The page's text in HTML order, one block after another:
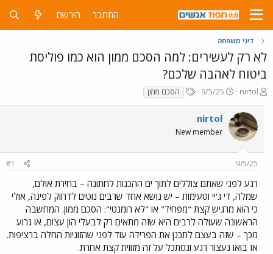
התחבר הירשם
דיני משפחה
לא רק לעשירים: למה הסכם ממון הוא כמו פוליסת
ביטוח לאהבה שלכם?
פ
ח
ה
ו
ש
א
nirtol
פ
ר
ס
ם
ת
ר
ך
9/5/25
T
a
הסכם ממון
nirtol
New member
9/5/25
#1
רגע לפני שאתם צוללים לתוך ים ההכנות לחתונה – בחירת אולם,
שמלה, די ג'יי וטעימות – יש נושא אחד שרבים נוטים לדחוק לפינה, אולי
כי הוא מרגיש קצת "מפחיד" או "לא רומנטי": הסכם ממון. המחשבה
הראשונה שעולה לרבים היא שזה מתאים רק לבעלי הון עצום, או גרוע
מכך – שזה בעצם לתכנן את הפרידה עוד לפני שהזוגיות החלה ברציפות.
אז בואו נעצור רגע ונסתכל על זה מזווית קצת אחרת.